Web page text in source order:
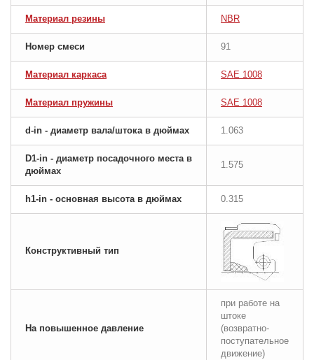
Материал резины NBR
Номер смеси 91
Материал каркаса SAE 1008
Материал пружины SAE 1008
d-in - диаметр вала/штока в дюймах 1.063
D1-in - диаметр посадочного места в
дюймах
1.575
h1-in - основная высота в дюймах 0.315
Конструктивный тип
На повышенное давление
при работе на
штоке
(возвратно-
поступательное
движение)